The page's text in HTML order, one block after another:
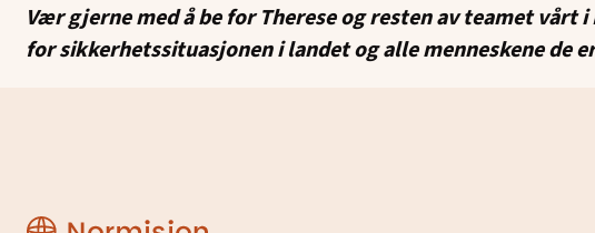
Vær gjerne med å be for Therese og resten av teamet vårt i
for sikkerhetssituasjonen i landet og alle menneskene de
Normisjon